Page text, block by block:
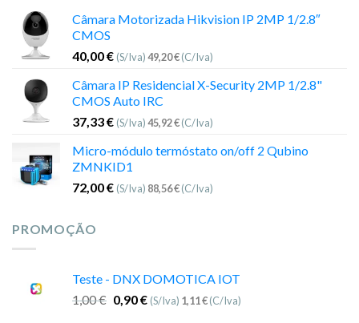
Câmara Motorizada Hikvision IP 2MP 1/2.8″
CMOS
40,00€ (S/Iva)49,20€(C/Iva)
Câmara IP Residencial X-Security 2MP 1/2.8"
CMOS Auto IRC
37,33€ (S/Iva)45,92€(C/Iva)
Micro-módulo termóstato on/off 2 Qubino
ZMNKID1
72,00€ (S/Iva) 88,56€(C/Iva)
PROMOÇÃO
Teste - DNX DOMOTICA IOT
1,00€ 0,90€ (S/Iva) 1,11€(C/Iva)